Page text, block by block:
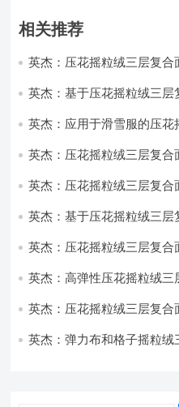
相关推荐
英杰：压花摇粒绒三层复
英杰：基于压花摇粒绒三
英杰：应用于滑雪服的压
英杰：压花摇粒绒三层复
英杰：压花摇粒绒三层复
英杰：基于压花摇粒绒三
英杰：压花摇粒绒三层复
英杰：高弹性压花摇粒绒
英杰：压花摇粒绒三层复
英杰：弹力布和格子摇粒